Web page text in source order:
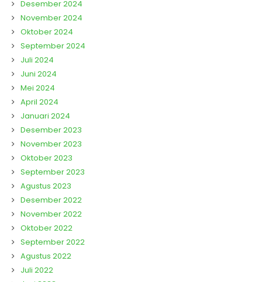
Desember 2024
November 2024
Oktober 2024
September 2024
Juli 2024
Juni 2024
Mei 2024
April 2024
Januari 2024
Desember 2023
November 2023
Oktober 2023
September 2023
Agustus 2023
Desember 2022
November 2022
Oktober 2022
September 2022
Agustus 2022
Juli 2022